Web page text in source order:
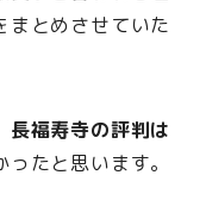
まとめさせていた
長福寿寺の評判は
たと思います。